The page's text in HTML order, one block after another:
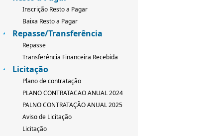
Inscrição Resto a Pagar
Baixa Resto a Pagar
Repasse/Transferência
Repasse
Transferência Financeira Recebida
Licitação
Plano de contratação
PLANO CONTRATACAO ANUAL 2024
PALNO CONTRATAÇÃO ANUAL 2025
Aviso de Licitação
Licitação